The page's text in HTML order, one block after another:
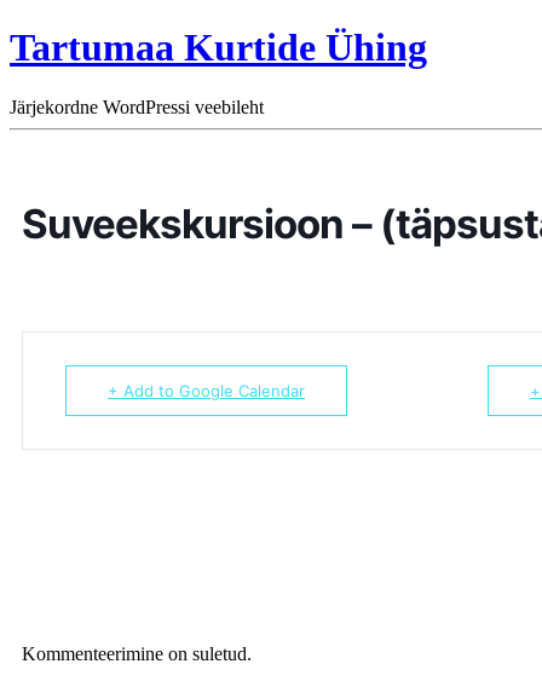
Tartumaa Kurtide Ühing
Järjekordne WordPressi veebileht
Suveekskursioon –
+ Add to Google Calendar
Kommenteerimine on suletud.